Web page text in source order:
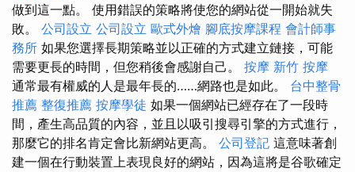
做到這一點。 使用錯誤的策略將使您的網站從一開始就失
敗。 公司設立 公司設立 歐式外燴 腳底按摩課程 會計師事
務所 如果您選擇長期策略並以正確的方式建立鏈接，可能
需要更長的時間，但您稍後會感謝自己。 按摩 新竹 按摩
通常最有權威的人是最年長的……網路也是如此。 台中整骨
推薦 整復推薦 按摩學徒 如果一個網站已經存在了一段時
間，產生高品質的內容，並且以吸引搜尋引擎的方式進行，
那麼它的排名肯定會比新網站更高。 公司登記 這意味著創
建一個在行動裝置上表現良好的網站，因為這將是谷歌確定